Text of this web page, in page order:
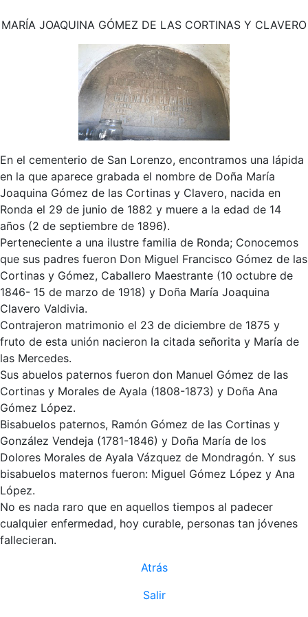
MARÍA JOAQUINA GÓMEZ DE LAS CORTINAS Y CLAVERO
En el cementerio de San Lorenzo, encontramos una lápida
en la que aparece grabada el nombre de Doña María
Joaquina Gómez de las Cortinas y Clavero, nacida en
Ronda el 29 de junio de 1882 y muere a la edad de 14
años (2 de septiembre de 1896).
Perteneciente a una ilustre familia de Ronda; Conocemos
que sus padres fueron Don Miguel Francisco Gómez de las
Cortinas y Gómez, Caballero Maestrante (10 octubre de
1846- 15 de marzo de 1918) y Doña María Joaquina
Clavero Valdivia.
Contrajeron matrimonio el 23 de diciembre de 1875 y
fruto de esta unión nacieron la citada señorita y María de
las Mercedes.
Sus abuelos paternos fueron don Manuel Gómez de las
Cortinas y Morales de Ayala (1808-1873) y Doña Ana
Gómez López.
Bisabuelos paternos, Ramón Gómez de las Cortinas y
González Vendeja (1781-1846) y Doña María de los
Dolores Morales de Ayala Vázquez de Mondragón. Y sus
bisabuelos maternos fueron: Miguel Gómez López y Ana
López.
No es nada raro que en aquellos tiempos al padecer
cualquier enfermedad, hoy curable, personas tan jóvenes
fallecieran.
Atrás
Salir